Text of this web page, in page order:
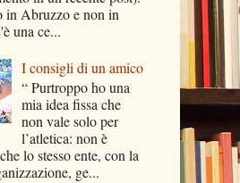
in Abruzzo e non in
una ce...
I consigli di un amico
“ Purtroppo ho una
mia idea fissa che
non vale solo per
l’atletica: non è
lo stesso ente, con la
ge...